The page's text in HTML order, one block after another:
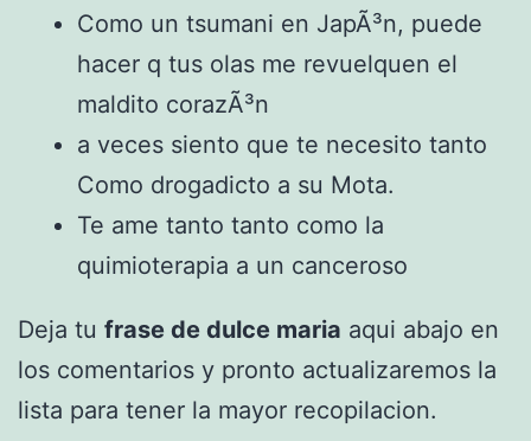
Como un tsumani en JapÃ³n, puede
hacer q tus olas me revuelquen el
maldito corazÃ³n
a veces siento que te necesito tanto
Como drogadicto a su Mota.
Te ame tanto tanto como la
quimioterapia a un canceroso
Deja tu frase de dulce maria aqui abajo en
los comentarios y pronto actualizaremos la
lista para tener la mayor recopilacion.